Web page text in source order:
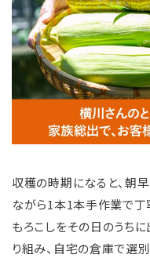
収穫の時期になると、朝
ながら1本1本手作業で丁
もろこしをその日のうち
り組み、自宅の倉庫で選